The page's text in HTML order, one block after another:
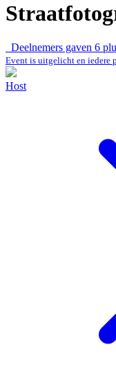
Deelnemers gaven 6
Event is uitgelicht en iedere
Host